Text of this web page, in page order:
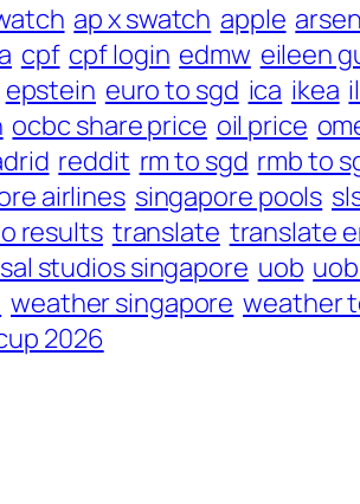
ap x swatch apple
cpf cpf login edmw eileen
epstein euro to sgd ica ikea
ocbc share price oil price
reddit rm to sgd rmb to
airlines singapore pools
results translate translate
studios singapore uob
weather singapore weather
2026